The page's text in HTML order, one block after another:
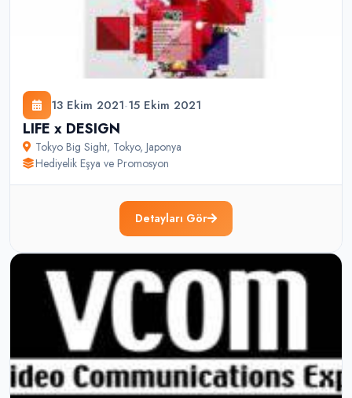
13 Ekim 2021-15 Ekim 2021
LIFE x DESIGN
Tokyo Big Sight, Tokyo, Japonya
Hediyelik Eşya ve Promosyon
Detayları Gör